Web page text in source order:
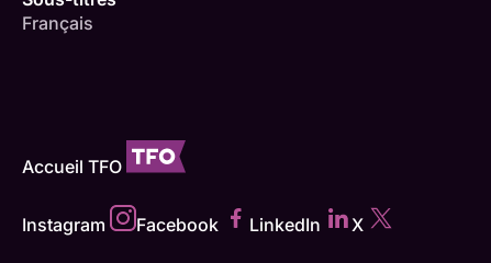
Français
Accueil TFO
Instagram Facebook LinkedIn X